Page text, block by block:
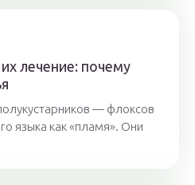
лечение: почему
— флоксов
языка как «пламя». Они